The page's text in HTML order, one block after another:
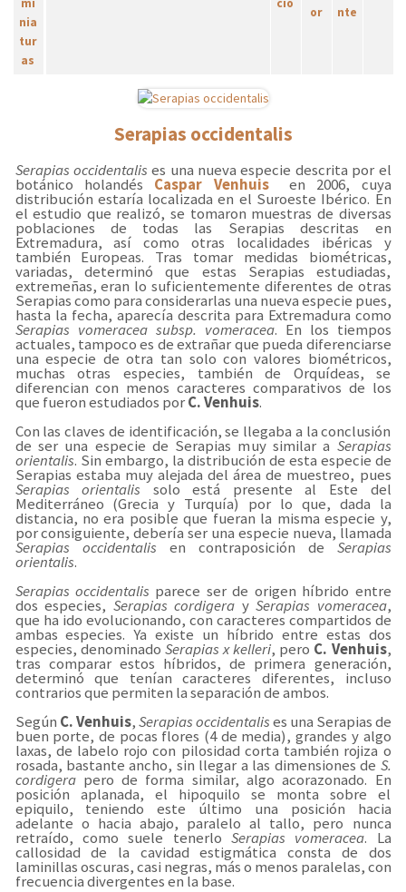
Serapias occidentalis
Serapias occidentalis es una nueva especie descrita por el
botánico holandés Caspar Venhuis en 2006, cuya
distribución estaría localizada en el Suroeste Ibérico. En
el estudio que realizó, se tomaron muestras de diversas
poblaciones de todas las Serapias descritas en
Extremadura, así como otras localidades ibéricas y
también Europeas. Tras tomar medidas biométricas,
variadas, determinó que estas Serapias estudiadas,
extremeñas, eran lo suficientemente diferentes de otras
Serapias como para considerarlas una nueva especie pues,
hasta la fecha, aparecía descrita para Extremadura como
Serapias vomeracea subsp. vomeracea. En los tiempos
actuales, tampoco es de extrañar que pueda diferenciarse
una especie de otra tan solo con valores biométricos,
muchas otras especies, también de Orquídeas, se
diferencian con menos caracteres comparativos de los
que fueron estudiados porC. Venhuis.
Con las claves de identificación, se llegaba a la conclusión
de ser una especie de Serapias muy similar a Serapias
orientalis. Sin embargo, la distribución de esta especie de
Serapias estaba muy alejada del área de muestreo, pues
Serapias orientalis solo está presente al Este del
Mediterráneo (Grecia y Turquía) por lo que, dada la
distancia, no era posible que fueran la misma especie y,
por consiguiente, debería ser una especie nueva, llamada
Serapias occidentalis en contraposición deSerapias
orientalis.
Serapias occidentalis parece ser de origen híbrido entre
dos especies, Serapias cordigera y Serapias vomeracea,
que ha ido evolucionando, con caracteres compartidos de
ambas especies. Ya existe un híbrido entre estas dos
especies, denominado Serapias x kelleri, pero C. Venhuis,
tras comparar estos híbridos, de primera generación,
determinó que tenían caracteres diferentes, incluso
contrarios que permiten la separación de ambos.
Según C. Venhuis,Serapias occidentalises una Serapias de
buen porte, de pocas flores (4 de media), grandes y algo
laxas, de labelo rojo con pilosidad corta también rojiza o
rosada, bastante ancho, sin llegar a las dimensiones de S.
cordigerapero de forma similar, algo acorazonado. En
posición aplanada, el hipoquilo se monta sobre el
epiquilo, teniendo este último una posición hacia
adelante o hacia abajo, paralelo al tallo, pero nunca
retraído, como suele tenerlo Serapias vomeracea. La
callosidad de la cavidad estigmática consta de dos
laminillas oscuras, casi negras, más o menos paralelas, con
frecuencia divergentes en la base.